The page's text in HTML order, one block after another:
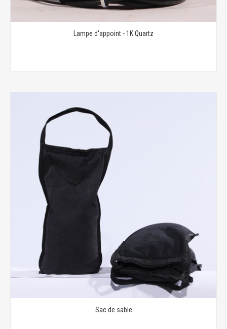
Lampe d'appoint - 1K Quartz
Sac de sable